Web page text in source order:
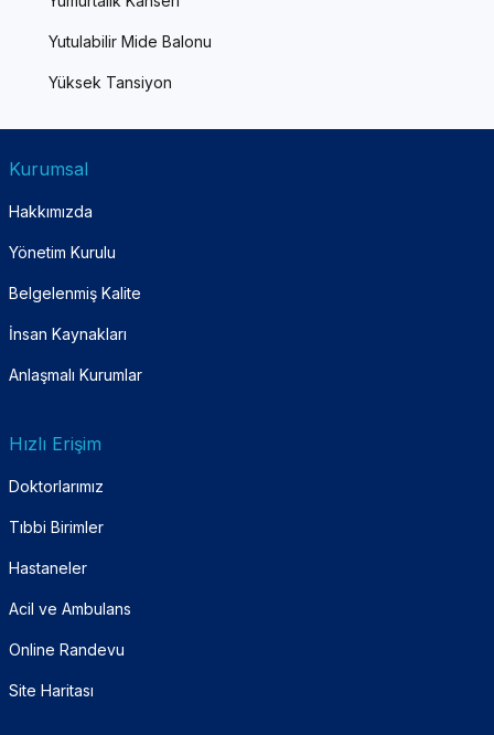
Yutulabilir Mide Balonu
Yüksek Tansiyon
Kurumsal
Hakkımızda
Yönetim Kurulu
Belgelenmiş Kalite
İnsan Kaynakları
Anlaşmalı Kurumlar
Hızlı Erişim
Doktorlarımız
Tıbbi Birimler
Hastaneler
Acil ve Ambulans
Online Randevu
Site Haritası